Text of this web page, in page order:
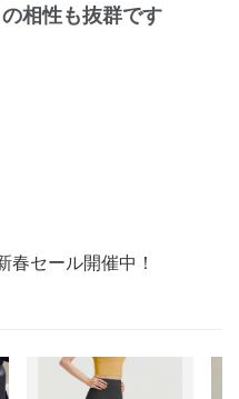
相性も抜群です
春セール開催中！